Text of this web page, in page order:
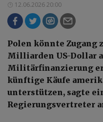
12.06.2026 20:00
Polen könnte Zugang
Milliarden US-Dollar
Militärfinanzierung
künftige Käufe
unterstützen, sagte
Regierungsvertreter